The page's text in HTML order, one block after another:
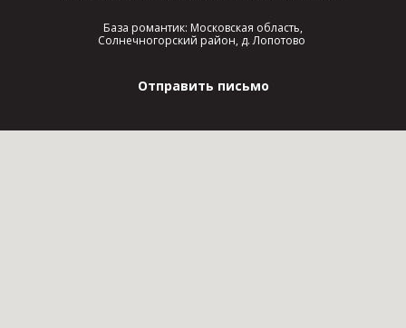
База романтик: Московская область,
Солнечногорский район, д. Лопотово
Отправить письмо